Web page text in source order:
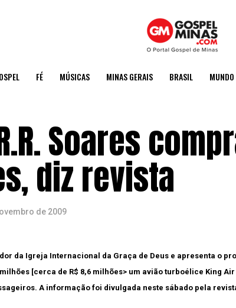
FÉ MÚSICAS MINAS GERAIS BRASIL MUNDO
Soares
diz revista
de 2009
da Igreja Internacional da Graça de Deus e apresenta o
[cerca de R$ 8,6 milhões> um avião turboélice King
A informação foi divulgada neste sábado pela